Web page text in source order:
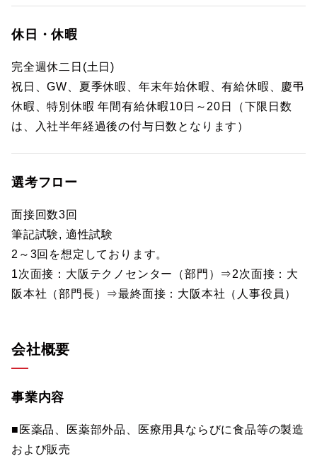
休日・休暇
完全週休二日(土日)
祝日、GW、夏季休暇、年末年始休暇、有給休暇、慶弔
休暇、特別休暇 年間有給休暇10日～20日（下限日数
は、入社半年経過後の付与日数となります）
選考フロー
面接回数3回
筆記試験, 適性試験
2～3回を想定しております。
1次面接：大阪テクノセンター（部門）⇒2次面接：大
阪本社（部門長）⇒最終面接：大阪本社（人事役員）
会社概要
事業内容
■医薬品、医薬部外品、医療用具ならびに食品等の製造
および販売